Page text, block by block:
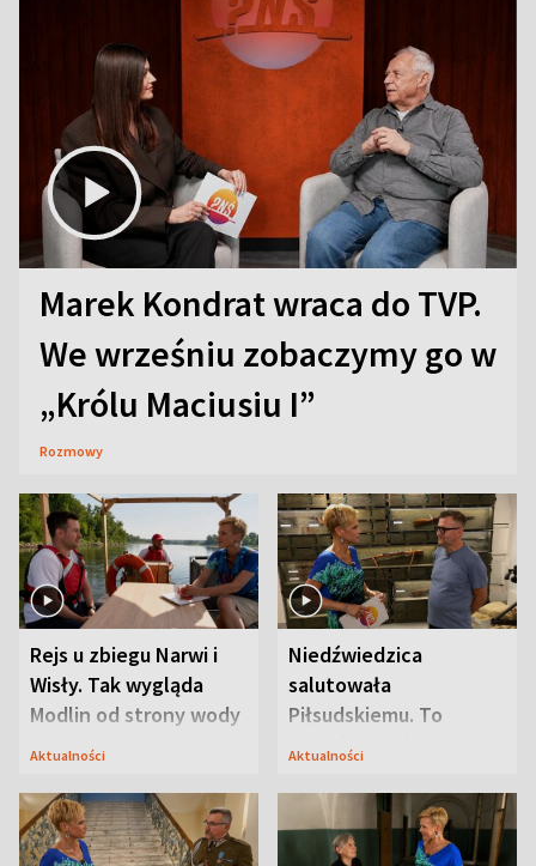
Marek Kondrat wraca do TVP.
We wrześniu zobaczymy go w
„Królu Maciusiu I”
Rozmowy
Rejs u zbiegu Narwi i
Wisły. Tak wygląda
Modlin od strony wody
Aktualności
Niedźwiedzica
salutowała
Piłsudskiemu. To
niejedyna tajemnica
Aktualności